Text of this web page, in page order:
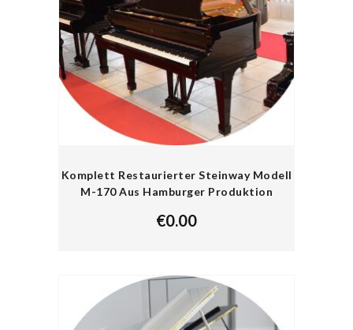
Komplett Restaurierter Steinway Modell
M-170 Aus Hamburger Produktion
€0.00